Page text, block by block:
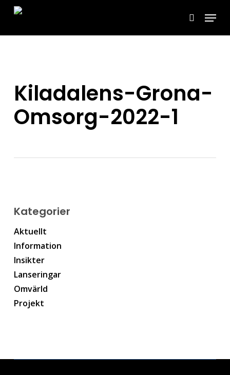
Skip
main
search
Menu
Kiladalens-Grona-
Omsorg-2022-1
Kategorier
Aktuellt
Information
Insikter
Lanseringar
Omvärld
Projekt